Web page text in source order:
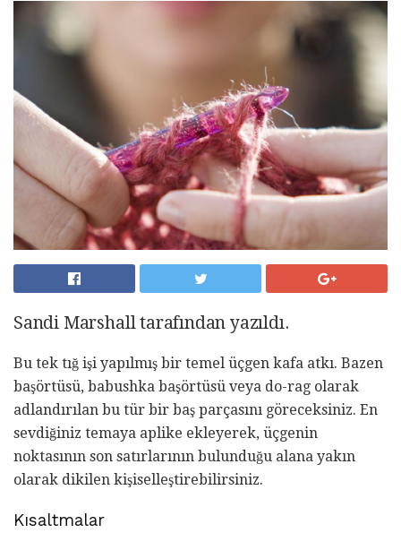
Sandi Marshall tarafından yazıldı.
Bu tek tığ işi yapılmış bir temel üçgen kafa atkı. Bazen
başörtüsü, babushka başörtüsü veya do-rag olarak
adlandırılan bu tür bir baş parçasını göreceksiniz. En
sevdiğiniz temaya aplike ekleyerek, üçgenin
noktasının son satırlarının bulunduğu alana yakın
olarak dikilen kişiselleştirebilirsiniz.
Kısaltmalar